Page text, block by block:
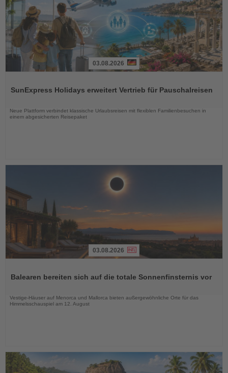
die
03.08.2026
SunExpress Holidays erweitert Vertrieb für Pauschalreisen
Neue Plattform verbindet klassische Urlaubsreisen mit flexiblen Familienbesuchen in
einem abgesicherten Reisepaket
die
03.08.2026
Balearen bereiten sich auf die totale Sonnenfinsternis vor
Vestige-Häuser auf Menorca und Mallorca bieten außergewöhnliche Orte für das
Himmelsschauspiel am 12. August